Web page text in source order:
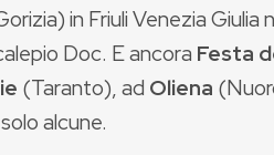
in Friuli Venezia Giulia
Doc. E ancora Festa
(Taranto), ad Oliena
alcune.